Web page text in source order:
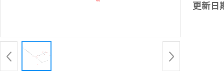
更新日